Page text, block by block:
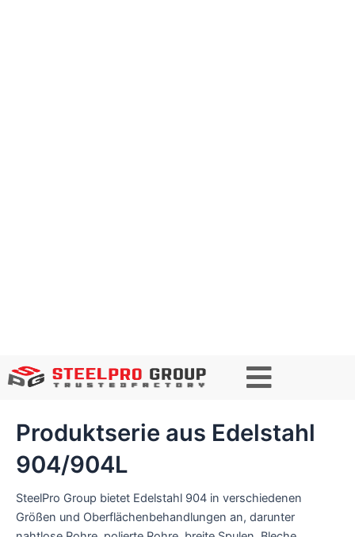
u
e
nProduktserie aus Edelstahl
904/904L
SteelPro Group bietet Edelstahl 904 in verschiedenen
Größen und Oberflächenbehandlungen an, darunter